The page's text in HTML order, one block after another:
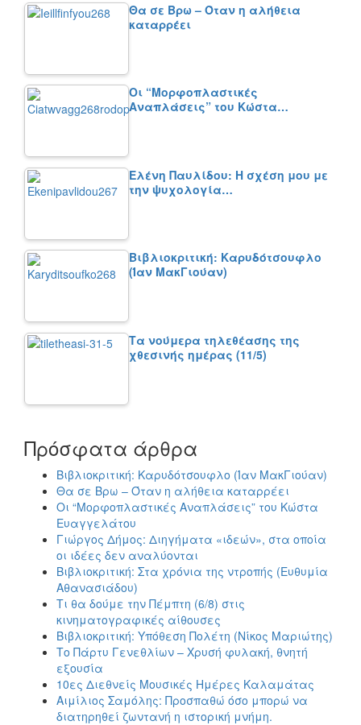
Θα σε Βρω – Όταν η αλήθεια
καταρρέει
Οι “Μορφοπλαστικές
Αναπλάσεις” του Κώστα…
Ελένη Παυλίδου: Η σχέση μου με
την ψυχολογία…
Βιβλιοκριτική: Καρυδότσουφλο
(Ίαν ΜακΓιούαν)
Τα νούμερα τηλεθέασης της
χθεσινής ημέρας (11/5)
Πρόσφατα άρθρα
Βιβλιοκριτική: Καρυδότσουφλο (Ίαν ΜακΓιούαν)
Θα σε Βρω – Όταν η αλήθεια καταρρέει
Οι “Μορφοπλαστικές Αναπλάσεις” του Κώστα
Ευαγγελάτου
Γιώργος Δήμος: Διηγήματα «ιδεών», στα οποία
οι ιδέες δεν αναλύονται
Βιβλιοκριτική: Στα χρόνια της ντροπής (Ευθυμία
Αθανασιάδου)
Τι θα δούμε την Πέμπτη (6/8) στις
κινηματογραφικές αίθουσες
Βιβλιοκριτική: Υπόθεση Πολέτη (Νίκος Μαριώτης)
Το Πάρτυ Γενεθλίων – Χρυσή φυλακή, θνητή
εξουσία
10ες Διεθνείς Μουσικές Ημέρες Καλαμάτας
Αιμίλιος Σαμόλης: Προσπαθώ όσο μπορώ να
διατηρηθεί ζωντανή η ιστορική μνήμη.